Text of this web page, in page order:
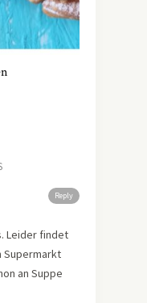
Reply
Leider findet
Supermarkt
an Suppe